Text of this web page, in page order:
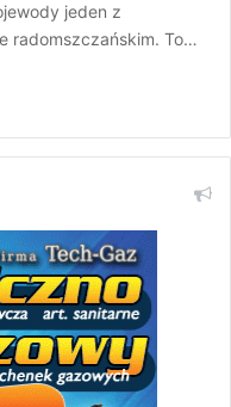
jeden z
radomszczańskim. To…